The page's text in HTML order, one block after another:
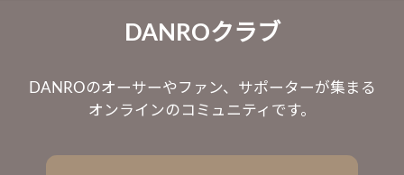
DANROクラブ
DANROのオーサーやファン、サポーターが集まる
オンラインのコミュニティです。